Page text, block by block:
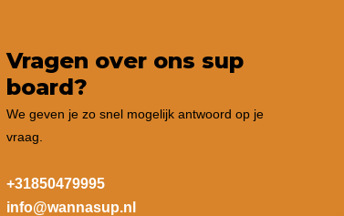
Vragen over ons sup
board?
We geven je zo snel mogelijk antwoord op je
vraag.
+31850479995
info@wannasup.nl